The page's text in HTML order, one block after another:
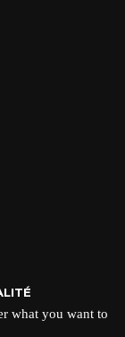
what you want to